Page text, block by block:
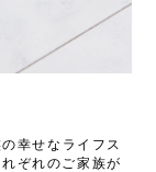
幸せなライフス
ぞれのご家族が